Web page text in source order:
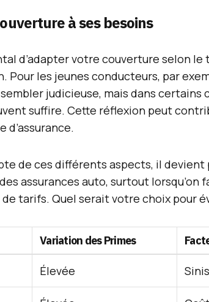
à ses besoins
d’adapter votre couverture selon
Pour les jeunes conducteurs, par
judicieuse, mais dans certains
suffire. Cette réflexion peut
d’assurance.
de ces différents aspects, il devient
assurances auto, surtout lorsqu’on
tarifs. Quel serait votre choix pour
Variation des Primes
Élevée